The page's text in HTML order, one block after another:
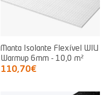
Manta Isolante Flexível WIU
Warmup 6mm - 10,0 m²
110,70€